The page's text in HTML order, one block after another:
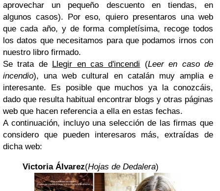
aprovechar un pequeño descuento en tiendas, en
algunos casos). Por eso, quiero presentaros una web
que cada año, y de forma completísima, recoge todos
los datos que necesitamos para que podamos irnos con
nuestro libro firmado.
Se trata de Llegir en cas d'incendi (Leer en caso de
incendio), una web cultural en catalán muy amplia e
interesante. Es posible que muchos ya la conozcáis,
dado que resulta habitual encontrar blogs y otras páginas
web que hacen referencia a ella en estas fechas.
A continuación, incluyo una selección de las firmas que
considero que pueden interesaros más, extraídas de
dicha web:
Victoria Álvarez(Hojas de Dedalera)